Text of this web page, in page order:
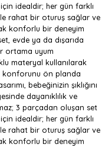
idealdir; her gün farklı
rahat bir oturuş sağlar ve
konforlu bir deneyim
evde ya da dışarıda
ortama uyum
materyal kullanılarak
konforunu ön planda
bebeğinizin şıklığını
dayanıklılık ve
3 parçadan oluşan set
idealdir; her gün farklı
rahat bir oturuş sağlar ve
konforlu bir deneyim